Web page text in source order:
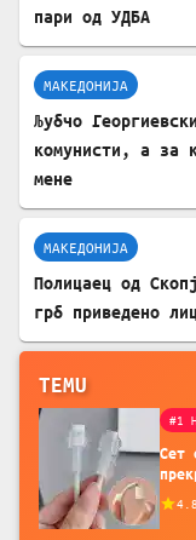
пари од УДБА
МАКЕДОНИЈА
Љубчо
комунисти, а за
мене
МАКЕДОНИЈА
Полицаец од
грб приведено
TEMU
#1
Сет
4.8